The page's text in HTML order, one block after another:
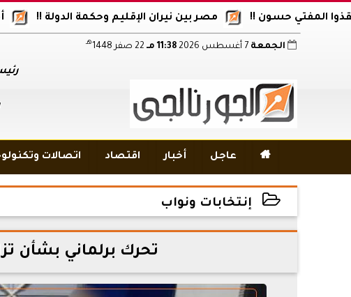
أكاديمية مصر بين نيران الإقليم وحكمة الدولة !! حسون !!
الجمعة 11:38 مـ هـ
 عاجل أخبار اقتصاد اتصالات
إنتخابات ونواب
2026-06-03 13:13:05
تحرك برلماني بشأن